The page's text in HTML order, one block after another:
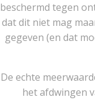
beschermd tegen
dat dit niet mag
gegeven (en dat
De echte
het afdwingen